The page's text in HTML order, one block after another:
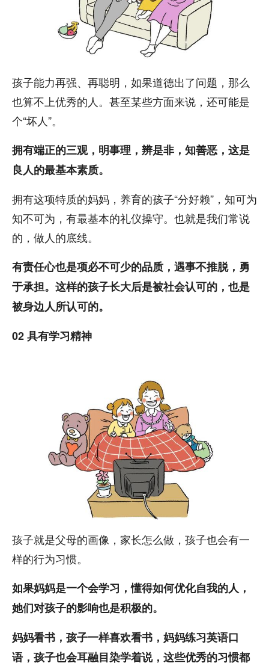
孩子能力再强、再聪明，如果道德出了问题，那么
也算不上优秀的人。甚至某些方面来说，还可能是
个“坏人”。
拥有端正的三观，明事理，辨是非，知善恶，这是
良人的最基本素质。
拥有这项特质的妈妈，养育的孩子“分好赖”，知可为
知不可为，有最基本的礼仪操守。也就是我们常说
的，做人的底线。
有责任心也是项必不可少的品质，遇事不推脱，勇
于承担。这样的孩子长大后是被社会认可的，也是
被身边人所认可的。
02 具有学习精神
孩子就是父母的画像，家长怎么做，孩子也会有一
样的行为习惯。
如果妈妈是一个会学习，懂得如何优化自我的人，
她们对孩子的影响也是积极的。
妈妈看书，孩子一样喜欢看书，妈妈练习英语口
语，孩子也会耳融目染学着说，这些优秀的习惯都